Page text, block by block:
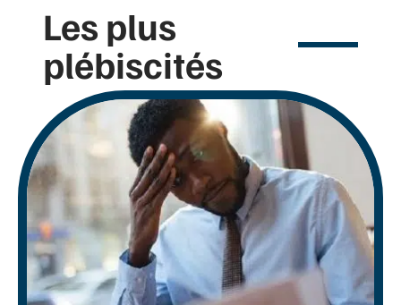
Les plus
plébiscités